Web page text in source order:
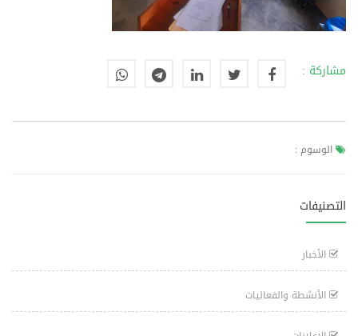
مشاركة :
الوسوم :
التصنيفات
الأخبار
الأنشطة والفعاليات